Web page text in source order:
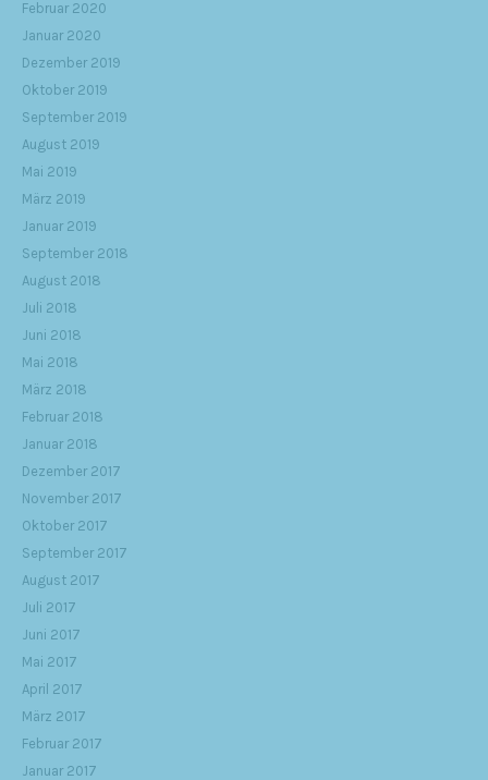
Februar 2020
Januar 2020
Dezember 2019
Oktober 2019
September 2019
August 2019
Mai 2019
März 2019
Januar 2019
September 2018
August 2018
Juli 2018
Juni 2018
Mai 2018
März 2018
Februar 2018
Januar 2018
Dezember 2017
November 2017
Oktober 2017
September 2017
August 2017
Juli 2017
Juni 2017
Mai 2017
April 2017
März 2017
Februar 2017
Januar 2017